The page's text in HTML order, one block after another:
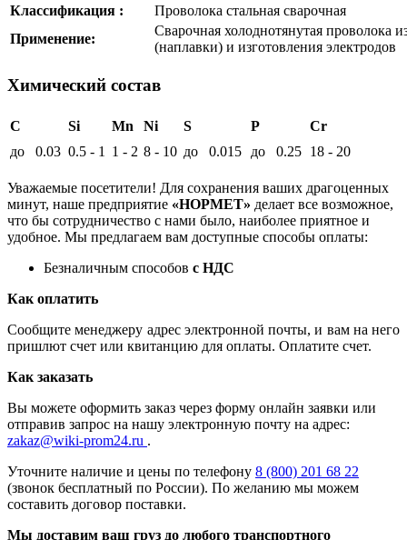
Классификация :
Проволока стальная сварочная
Применение:
Сварочная холоднотянутая проволока
(наплавки) и изготовления электродов
Химический состав
C Si Mn Ni S P
Cr
до 0.03 0.5 - 1 1 - 2 8 - 10 до 0.015 до 0.25 18 - 20
Уважаемые посетители! Для сохранения ваших драгоценных
минут, наше предприятие «НОРМЕТ» делает все возможное,
что бы сотрудничество с нами было, наиболее приятное и
удобное. Мы предлагаем вам доступные способы оплаты:
Безналичным способов с НДС
Как оплатить
Сообщите менеджеру адрес электронной почты, и вам на него
пришлют счет или квитанцию для оплаты. Оплатите счет.
Как заказать
Вы можете оформить заказ через форму онлайн заявки или
отправив запрос на нашу электронную почту на адрес:
zakaz@wiki-prom24.ru .
Уточните наличие и цены по телефону 8 (800) 201 68 22
(звонок бесплатный по России). По желанию мы можем
составить договор поставки.
Мы доставим ваш груз до любого транспортного